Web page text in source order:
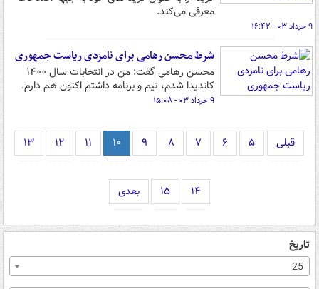
معرفی می‌کند.
۹ خرداد ۰۳ - ۱۶:۴۲
شرط محسن رهامی برای نامزدی ریاست جمهوری
محسن رهامی گفت: من در انتخابات سال ۱۴۰۰
کاندیدا شدم، تیم و برنامه داشتم اکنون هم دارم.
۹ خرداد ۰۳ - ۱۵:۰۸
قبلی ۵ ۶ ۷ ۸ ۹ ۱۰ ۱۱ ۱۲ ۱۳
۱۴ ۱۵ بعدی
تاریخ
25